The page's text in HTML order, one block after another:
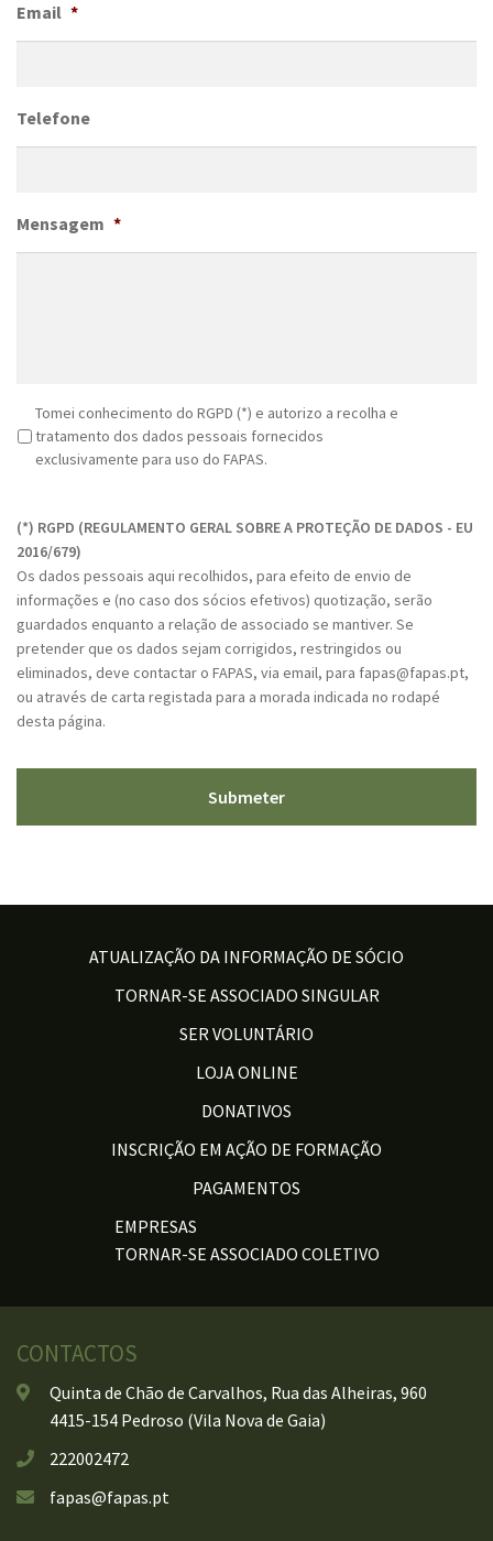
Email *
Telefone
Mensagem *
G
Tomei conhecimento do RGPD (*) e autorizo a recolha e
tratamento dos dados pessoais fornecidos
exclusivamente para uso do FAPAS.
A
P
T
C
H
A
(*) RGPD (REGULAMENTO GERAL SOBRE A PROTEÇÃO DE DADOS - EU
2016/679)
Os dados pessoais aqui recolhidos, para efeito de envio de
informações e (no caso dos sócios efetivos) quotização, serão
guardados enquanto a relação de associado se mantiver. Se
pretender que os dados sejam corrigidos, restringidos ou
eliminados, deve contactar o FAPAS, via email, para fapas@fapas.pt,
ou através de carta registada para a morada indicada no rodapé
desta página.
ATUALIZAÇÃO DA INFORMAÇÃO DE SÓCIO
TORNAR-SE ASSOCIADO SINGULAR
SER VOLUNTÁRIO
LOJA ONLINE
DONATIVOS
INSCRIÇÃO EM AÇÃO DE FORMAÇÃO
PAGAMENTOS
EMPRESAS
TORNAR-SE ASSOCIADO COLETIVO
CONTACTOS
Quinta de Chão de Carvalhos, Rua das Alheiras, 960
4415-154 Pedroso (Vila Nova de Gaia)
222002472
fapas@fapas.pt